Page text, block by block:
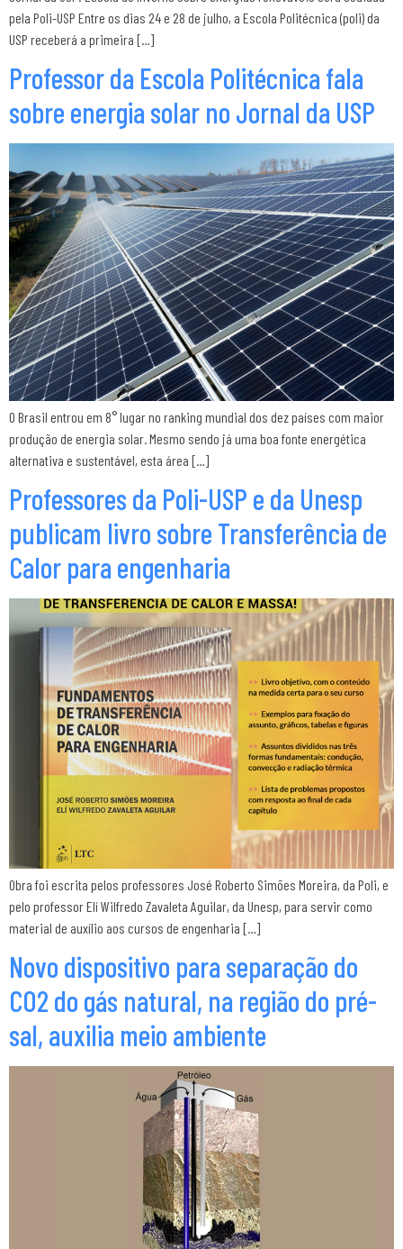
pela Poli-USP Entre os dias 24 e 28 de julho, a Escola Politécnica (poli) da
USP receberá a primeira […]
Professor da Escola Politécnica fala
sobre energia solar no Jornal da USP
O Brasil entrou em 8° lugar no ranking mundial dos dez países com maior
produção de energia solar. Mesmo sendo já uma boa fonte energética
alternativa e sustentável, esta área […]
Professores da Poli-USP e da Unesp
publicam livro sobre Transferência de
Calor para engenharia
Obra foi escrita pelos professores José Roberto Simões Moreira, da Poli, e
pelo professor Elí Wilfredo Zavaleta Aguilar, da Unesp, para servir como
material de auxílio aos cursos de engenharia […]
Novo dispositivo para separação do
CO2 do gás natural, na região do pré-
sal, auxilia meio ambiente